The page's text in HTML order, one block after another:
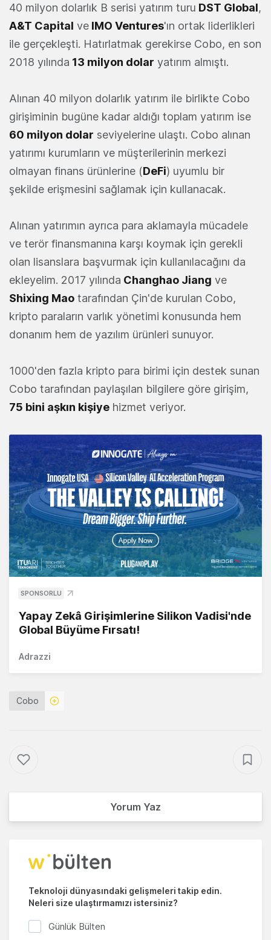
40 milyon dolarlık B serisi yatırım turu DST Global,
A&T Capital ve IMO Ventures'ın ortak liderlikleri
ile gerçekleşti. Hatırlatmak gerekirse Cobo, en son
2018 yılında 13 milyon dolar yatırım almıştı.
Alınan 40 milyon dolarlık yatırım ile birlikte Cobo
girişiminin bugüne kadar aldığı toplam yatırım ise
60 milyon dolar seviyelerine ulaştı. Cobo alınan
yatırımı kurumların ve müşterilerinin merkezi
olmayan finans ürünlerine (DeFi) uyumlu bir
şekilde erişmesini sağlamak için kullanacak.
Alınan yatırımın ayrıca para aklamayla mücadele
ve terör finansmanına karşı koymak için gerekli
olan lisanslara başvurmak için kullanılacağını da
ekleyelim. 2017 yılında Changhao Jiang ve
Shixing Mao tarafından Çin'de kurulan Cobo,
kripto paraların varlık yönetimi konusunda hem
donanım hem de yazılım ürünleri sunuyor.
1000'den fazla kripto para birimi için destek sunan
Cobo tarafından paylaşılan bilgilere göre girişim,
75 bini aşkın kişiye hizmet veriyor.
SPONSORLU
Yapay Zekâ Girişimlerine Silikon Vadisi'nde
Global Büyüme Fırsatı!
Adrazzi
Cobo
Yorum Yaz
Teknoloji dünyasındaki gelişmeleri takip edin.
Neleri size ulaştırmamızı istersiniz?
Günlük Bülten